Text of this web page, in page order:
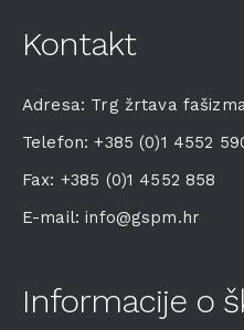
Kontakt
Adresa: Trg žrtava
Telefon: +385 (0)1 4552
Fax: +385 (0)1 4552 858
E-mail: info@gspm.hr
Informacije o